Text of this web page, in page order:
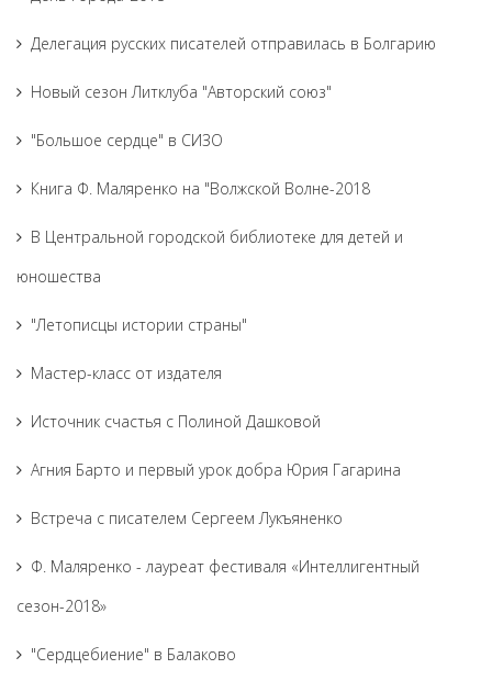
Делегация русских писателей отправилась в Болгарию
Новый сезон Литклуба "Авторский союз"
"Большое сердце" в СИЗО
Книга Ф. Маляренко на "Волжской Волне-2018
В Центральной городской библиотеке для детей и
юношества
"Летописцы истории страны"
Мастер-класс от издателя
Источник счастья с Полиной Дашковой
Агния Барто и первый урок добра Юрия Гагарина
Встреча с писателем Сергеем Лукъяненко
Ф. Маляренко - лауреат фестиваля «Интеллигентный
сезон-2018»
"Сердцебиение" в Балаково